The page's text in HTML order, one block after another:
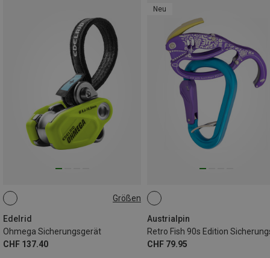
Größen
Edelrid
Ohmega Sicherungsgerät
CHF 137.40
ONE SIZE
Neu
Austrialpin
CHF 79.95